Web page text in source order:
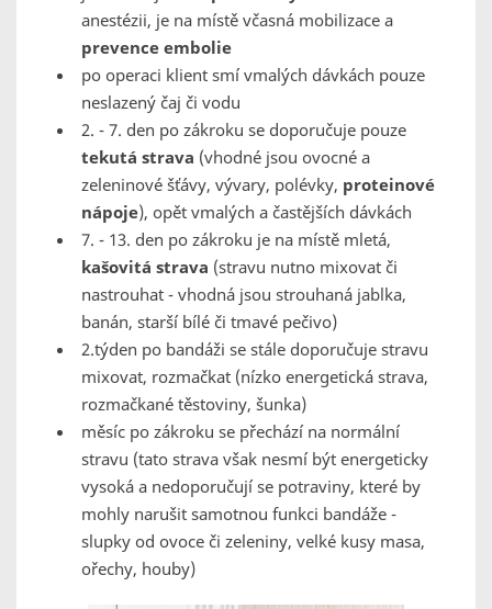
anestézii, je na místě včasná mobilizace a
prevence embolie
po operaci klient smí vmalých dávkách pouze
neslazený čaj či vodu
2. - 7. den po zákroku se doporučuje pouze
tekutá strava (vhodné jsou ovocné a
zeleninové šťávy, vývary, polévky, proteinové
nápoje), opět vmalých a častějších dávkách
7. - 13. den po zákroku je na místě mletá,
kašovitá strava (stravu nutno mixovat či
nastrouhat - vhodná jsou strouhaná jablka,
banán, starší bílé či tmavé pečivo)
2.týden po bandáži se stále doporučuje stravu
mixovat, rozmačkat (nízko energetická strava,
rozmačkané těstoviny, šunka)
měsíc po zákroku se přechází na normální
stravu (tato strava však nesmí být energeticky
vysoká a nedoporučují se potraviny, které by
mohly narušit samotnou funkci bandáže -
slupky od ovoce či zeleniny, velké kusy masa,
ořechy, houby)